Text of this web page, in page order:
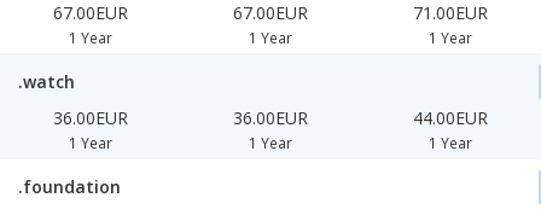
67.00EUR
1 Year
67.00EUR
1 Year
71.00EUR
1 Year
.watch
36.00EUR
1 Year
36.00EUR
1 Year
44.00EUR
1 Year
.foundation